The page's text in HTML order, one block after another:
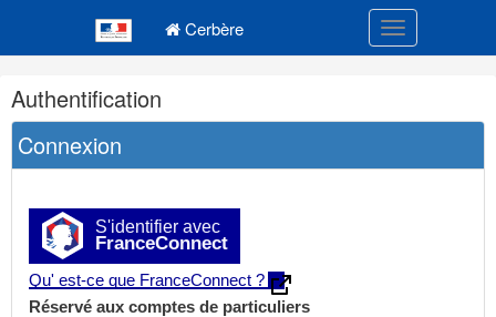
Cerbère Toggle
Navigation
et
outils
annexes
Authentification
Connexion
S'identifier avec
FranceConnect
Qu' est-ce que FranceConnect ?
Réservé aux comptes de particuliers